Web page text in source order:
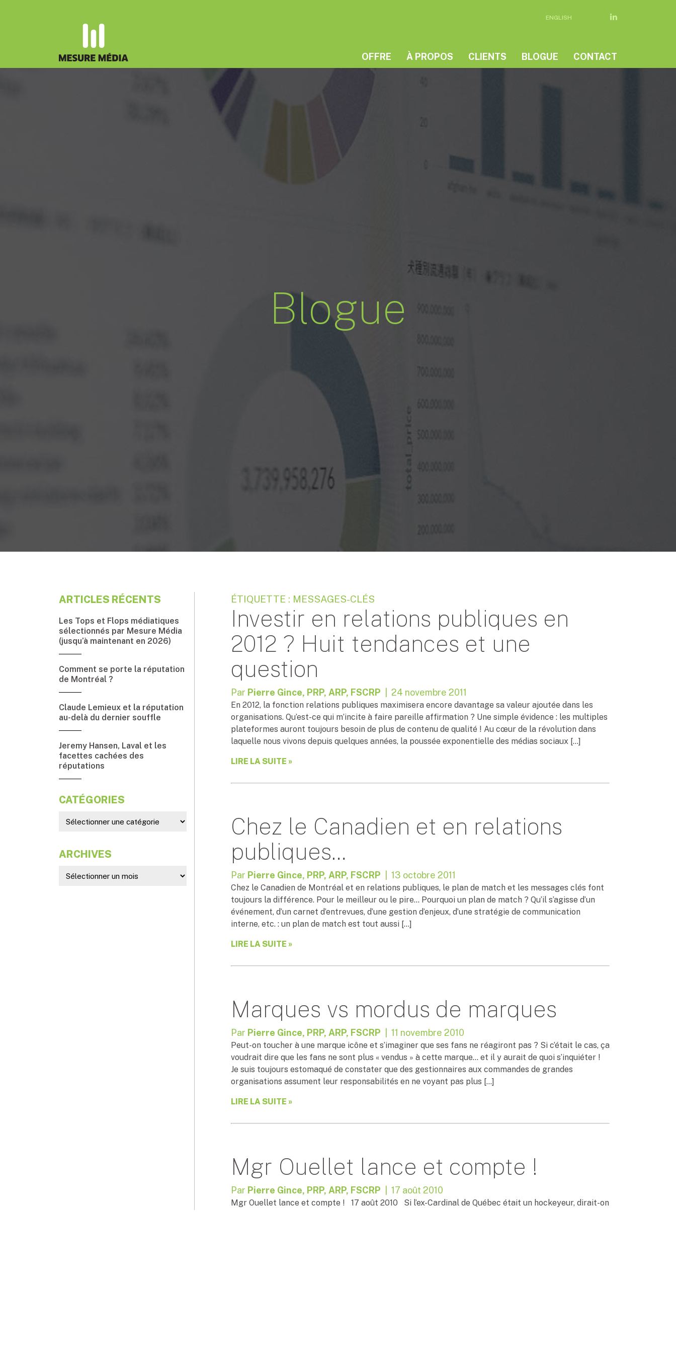
ENGLISH
OFFRE À PROPOS CLIENTS BLOGUE CONTACT
Blogue
ARTICLES RÉCENTS
Les Tops et Flops médiatiques
sélectionnés par Mesure Média
(jusqu’à maintenant en 2026)
Comment se porte la réputation
de Montréal ?
Claude Lemieux et la réputation
au-delà du dernier souffle
Jeremy Hansen, Laval et les
facettes cachées des
réputations
CATÉGORIES
ARCHIVES
ÉTIQUETTE : MESSAGES-CLÉS
Investir en relations publiques en
2012 ? Huit tendances et une
question
Par Pierre Gince, PRP, ARP, FSCRP | 24 novembre 2011
En 2012, la fonction relations publiques maximisera encore davantage sa valeur ajoutée dans les
organisations. Qu’est-ce qui m’incite à faire pareille affirmation ? Une simple évidence : les multiples
plateformes auront toujours besoin de plus de contenu de qualité ! Au cœur de la révolution dans
laquelle nous vivons depuis quelques années, la poussée exponentielle des médias sociaux […]
LIRE LA SUITE »
Chez le Canadien et en relations
publiques…
Par Pierre Gince, PRP, ARP, FSCRP | 13 octobre 2011
Chez le Canadien de Montréal et en relations publiques, le plan de match et les messages clés font
toujours la différence. Pour le meilleur ou le pire… Pourquoi un plan de match ? Qu’il s’agisse d’un
événement, d’un carnet d’entrevues, d’une gestion d’enjeux, d’une stratégie de communication
interne, etc. : un plan de match est tout aussi […]
LIRE LA SUITE »
Marques vs mordus de marques
Par Pierre Gince, PRP, ARP, FSCRP | 11 novembre 2010
Peut-on toucher à une marque icône et s’imaginer que ses fans ne réagiront pas ? Si c’était le cas, ça
voudrait dire que les fans ne sont plus « vendus » à cette marque… et il y aurait de quoi s’inquiéter !
Je suis toujours estomaqué de constater que des gestionnaires aux commandes de grandes
organisations assument leur responsabilités en ne voyant pas plus […]
LIRE LA SUITE »
Mgr Ouellet lance et compte !
Par Pierre Gince, PRP, ARP, FSCRP | 17 août 2010
Mgr Ouellet lance et compte ! 17 août 2010 Si l’ex-Cardinal de Québec était un hockeyeur, dirait-on